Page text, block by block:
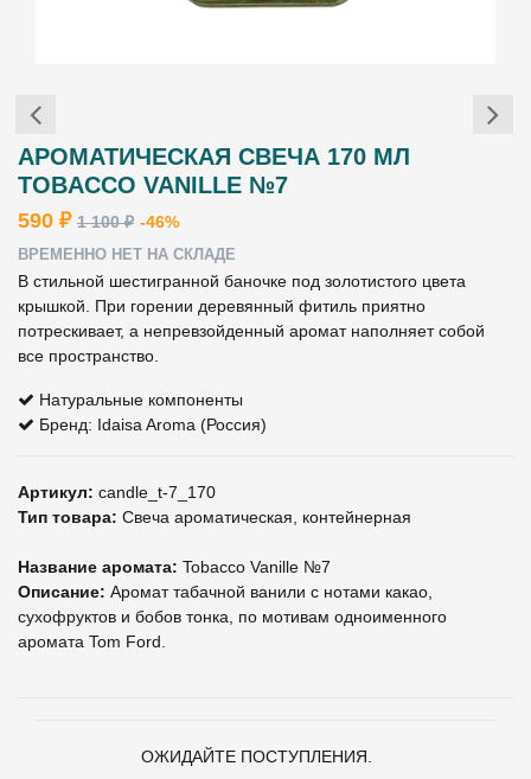
АРОМАТИЧЕСКАЯ СВЕЧА 170 МЛ
TOBACCO VANILLE №7
590 ₽ 1 100 ₽ -46%
ВРЕМЕННО НЕТ НА СКЛАДЕ
В стильной шестигранной баночке под золотистого цвета
крышкой. При горении деревянный фитиль приятно
потрескивает, а непревзойденный аромат наполняет собой
все пространство.
Натуральные компоненты
Бренд: Idaisa Aroma (Россия)
Артикул: candle_t-7_170
Тип товара: Свеча ароматическая, контейнерная
Название аромата: Tobacco Vanille №7
Описание: Аромат табачной ванили с нотами какао,
сухофруктов и бобов тонка, по мотивам одноименного
аромата Tom Ford.
ОЖИДАЙТЕ ПОСТУПЛЕНИЯ.